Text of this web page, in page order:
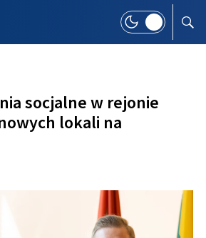
socjalne w rejonie
lokali na